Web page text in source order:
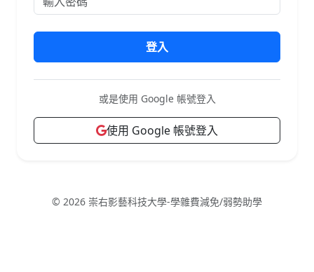
登入
或是使用 Google 帳號登入
使用 Google 帳號登入
© 2026 崇右影藝科技大學-學雜費減免/弱勢助學